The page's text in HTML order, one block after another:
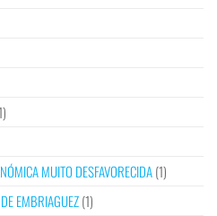
MUITO DESFAVORECIDA(1)
EMBRIAGUEZ(1)